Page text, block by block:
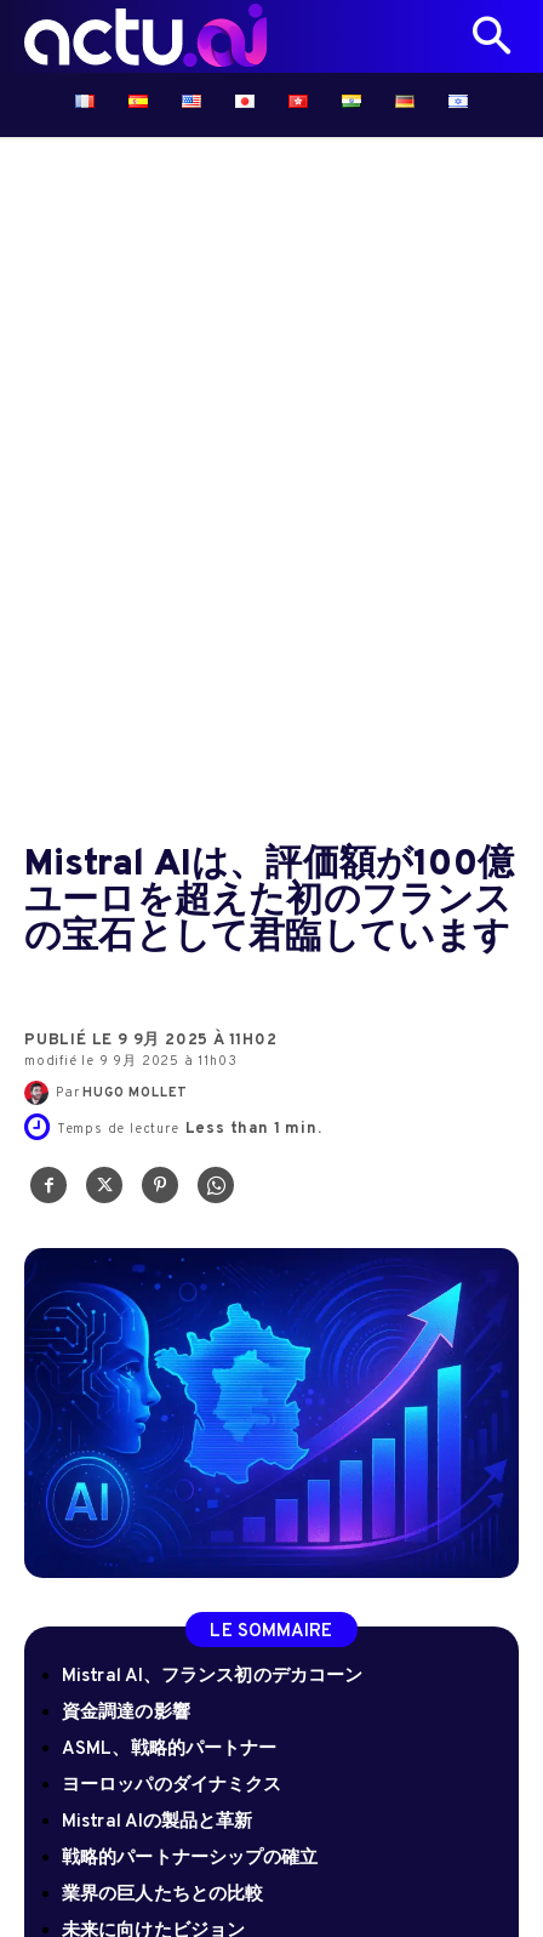
Mistral AIは、評価額が100億
ユーロを超えた初のフランス
の宝石として君臨しています
PUBLIÉ LE 9 9月 2025 À 11H02
modifié le 9 9月 2025 à 11h03
Par HUGO MOLLET
Temps de lecture Less than 1 min.
LE SOMMAIRE
Mistral AI、フランス初のデカコーン
資金調達の影響
ASML、戦略的パートナー
ヨーロッパのダイナミクス
Mistral AIの製品と革新
戦略的パートナーシップの確立
業界の巨人たちとの比較
未来に向けたビジョン